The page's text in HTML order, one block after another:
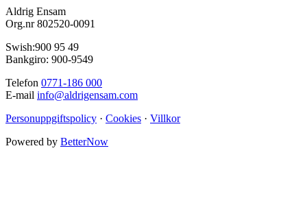
Aldrig Ensam
Org.nr 802520-0091
Swish:900 95 49
Bankgiro: 900-9549
Telefon 0771-186 000
E-mail info@aldrigensam.com
Personuppgiftspolicy · Cookies · Villkor
Powered by BetterNow